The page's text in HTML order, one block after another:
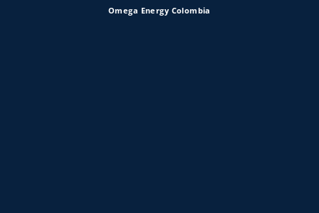
Omega Energy Colombia